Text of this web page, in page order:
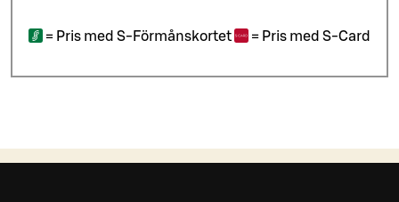
= Pris med S-Förmånskortet = Pris med S-Card